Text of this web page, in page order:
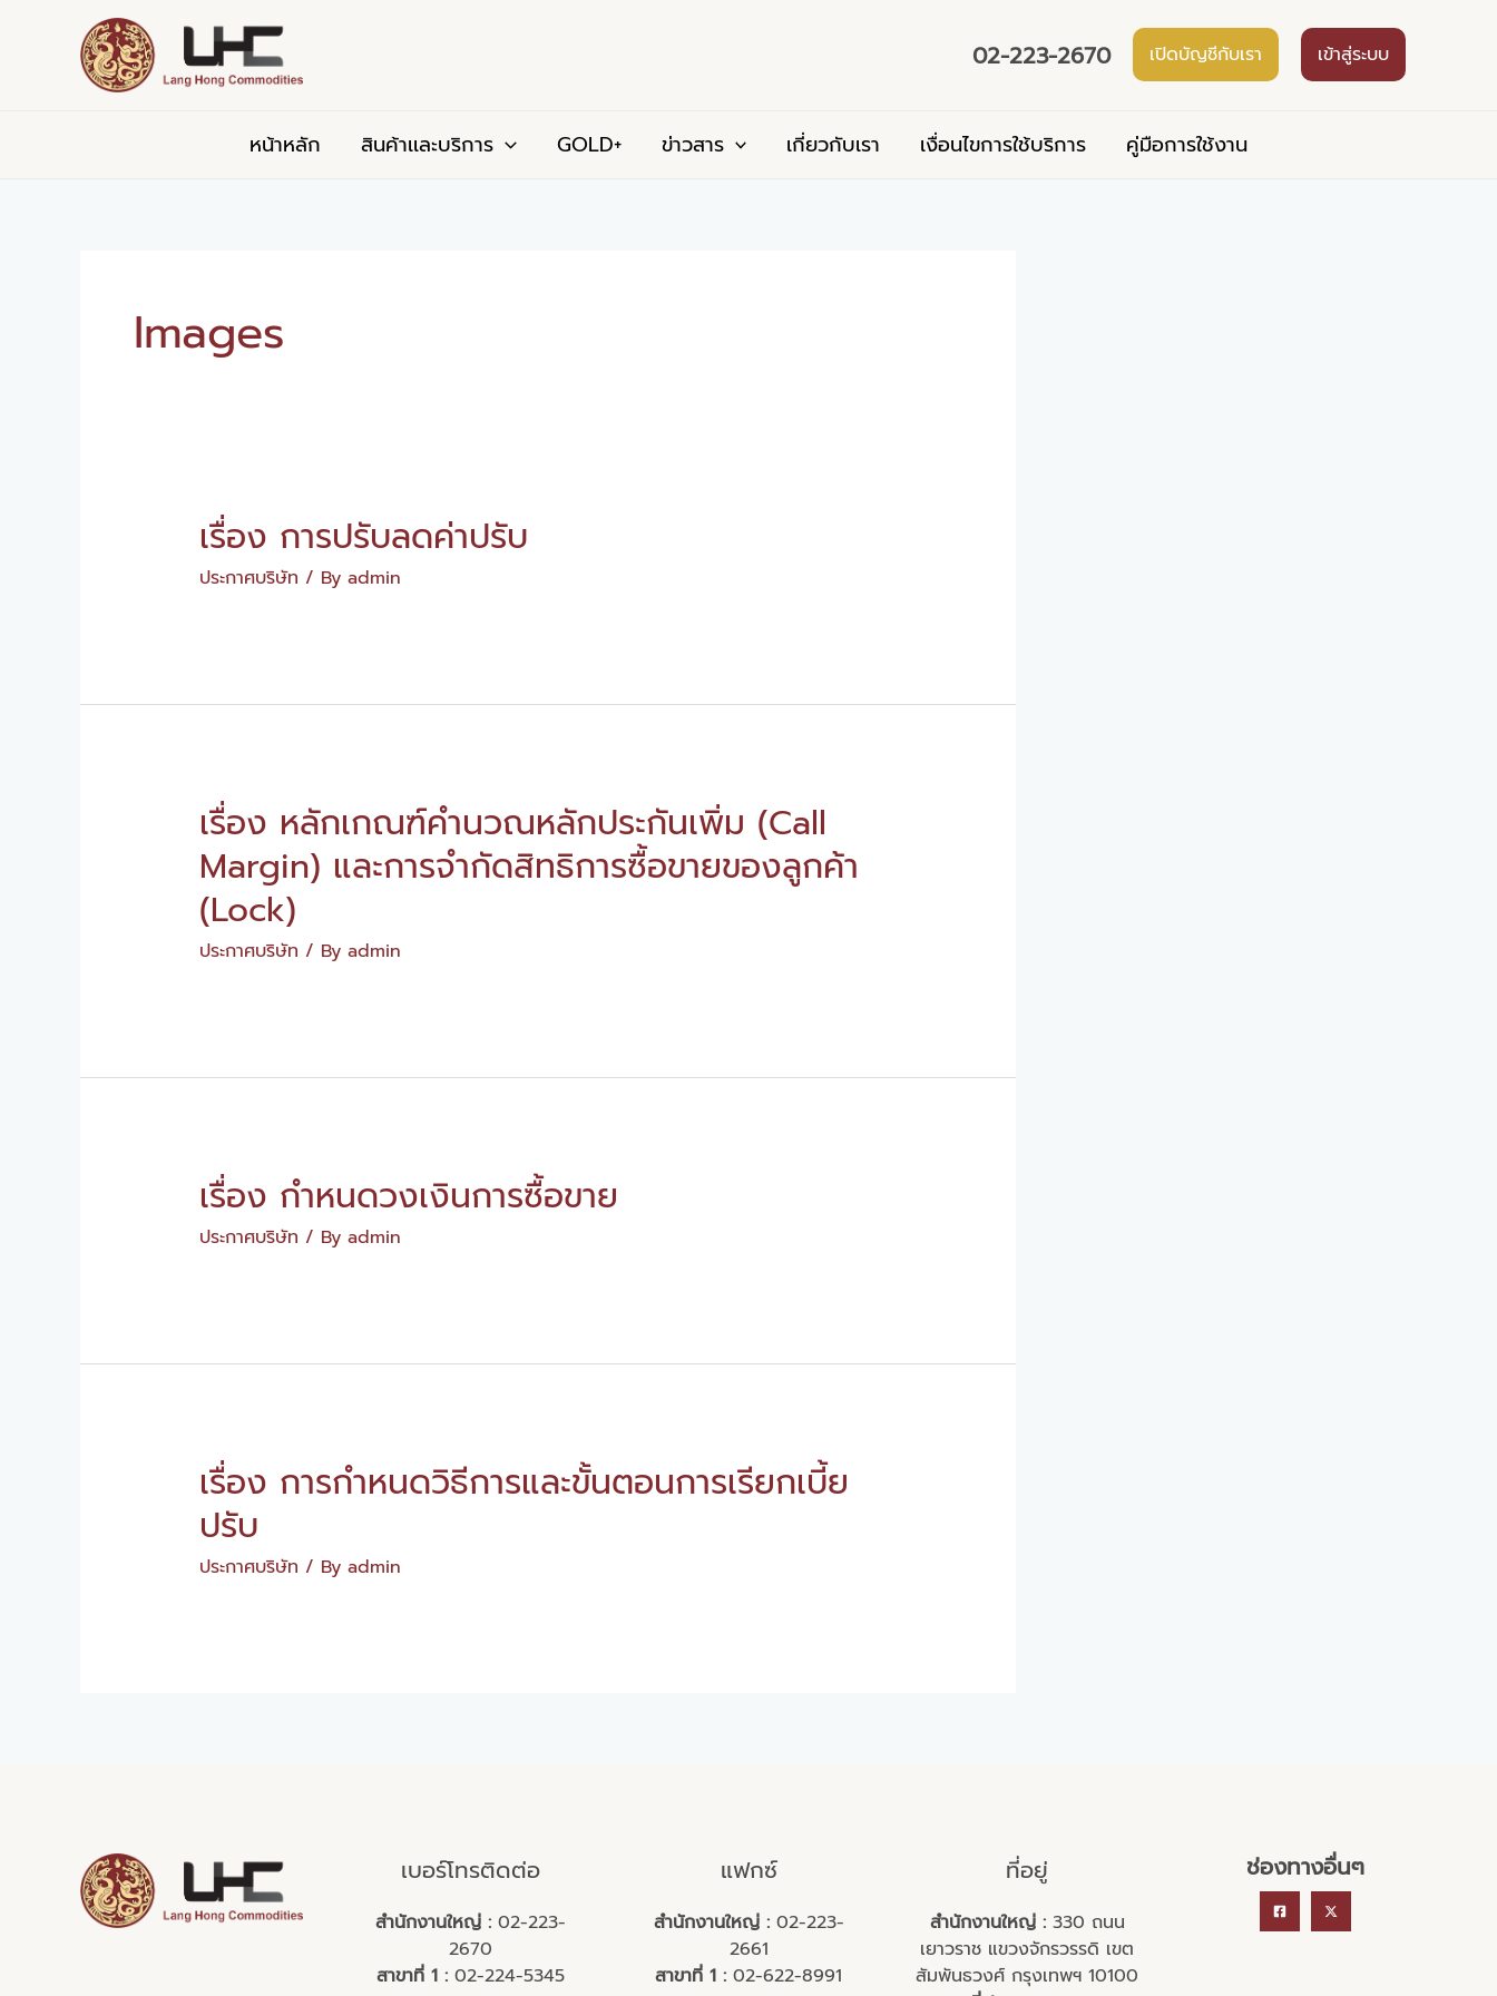
02-223-2670 เปิดบัญชีกับเรา เข้าสู่ระบบ
หน้าหลัก สินค้าเเละบริการ GOLD+ ข่าวสาร เกี่ยวกับเรา เงื่อนไขการใช้บริการ คู่มือการใช้งาน
Images
เรื่อง การปรับลดค่าปรับ
ประกาศบริษัท / By admin
เรื่อง หลักเกณฑ์คำนวณหลักประกันเพิ่ม (Call
Margin) และการจำกัดสิทธิการซื้อขายของลูกค้า
(Lock)
ประกาศบริษัท / By admin
เรื่อง กำหนดวงเงินการซื้อขาย
ประกาศบริษัท / By admin
เรื่อง การกำหนดวิธีการและขั้นตอนการเรียกเบี้ย
ปรับ
ประกาศบริษัท / By admin
เบอร์โทรติดต่อ
สำนักงานใหญ่ :02-223-
2670
สาขาที่ 1 :02-224-5345
แฟกซ์
สำนักงานใหญ่ :02-223-
2661
สาขาที่ 1 : 02-622-8991
ที่อยู่
สำนักงานใหญ่ :330 ถนน
เยาวราช แขวงจักรวรรดิ เขต
สัมพันธวงศ์ กรุงเทพฯ 10100
ช่องทางอื่นๆ